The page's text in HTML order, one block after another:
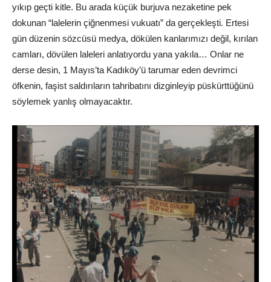
yıkıp geçti kitle. Bu arada küçük burjuva nezaketine pek
dokunan “lalelerin çiğnenmesi vukuatı” da gerçekleşti. Ertesi
gün düzenin sözcüsü medya, dökülen kanlarımızı değil, kırılan
camları, dövülen laleleri anlatıyordu yana yakıla… Onlar ne
derse desin, 1 Mayıs’ta Kadıköy’ü tarumar eden devrimci
öfkenin, faşist saldırıların tahribatını dizginleyip püskürttüğünü
söylemek yanlış olmayacaktır.